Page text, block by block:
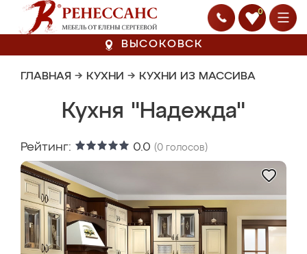
0
ВЫСОКОВСК
ГЛАВНАЯ → КУХНИ → КУХНИ ИЗ МАССИВА
Кухня "Надежда"
Рейтинг: 0.0 (0 голосов)